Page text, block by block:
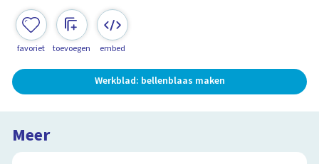
favoriet toevoegen embed
Werkblad: bellenblaas maken
Meer